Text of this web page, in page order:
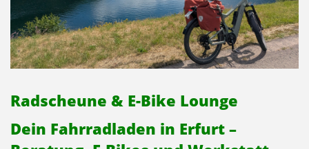
Radscheune & E-Bike Lounge
Dein Fahrradladen in Erfurt –